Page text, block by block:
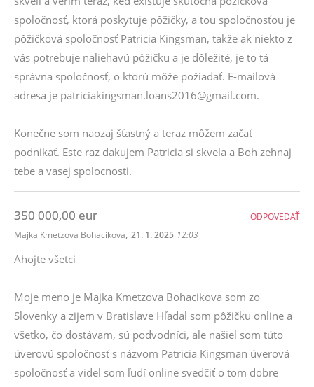
spoločnosť, ktorá poskytuje pôžičky, a tou spoločnosťou je
pôžičková spoločnosť Patricia Kingsman, takže ak niekto z
vás potrebuje naliehavú pôžičku a je dôležité, je to tá
správna spoločnosť, o ktorú môže požiadať. E-mailová
adresa je patriciakingsman.loans2016@gmail.com.
Konečne som naozaj šťastný a teraz môžem začať
podnikať. Este raz dakujem Patricia si skvela a Boh zehnaj
tebe a vasej spolocnosti.
350 000,00 eur
Majka Kmetzova Bohacikova, 21. 1. 2025 12:03
Ahojte všetci
Moje meno je Majka Kmetzova Bohacikova som zo
Slovenky a zijem v Bratislave Hľadal som pôžičku online a
všetko, čo dostávam, sú podvodníci, ale našiel som túto
úverovú spoločnosť s názvom Patricia Kingsman úverová
spoločnosť a videl som ľudí online svedčiť o tom dobre
ODPOVEDAŤ